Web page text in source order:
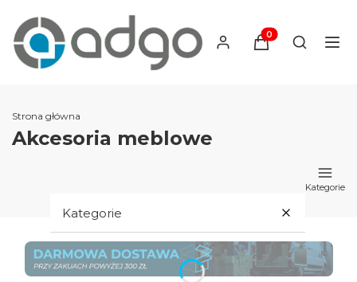
Produkty w
Otwórz
Strona główna
Akcesoria meblowe
Kategorie
Kategorie
Hydraulika i armatura